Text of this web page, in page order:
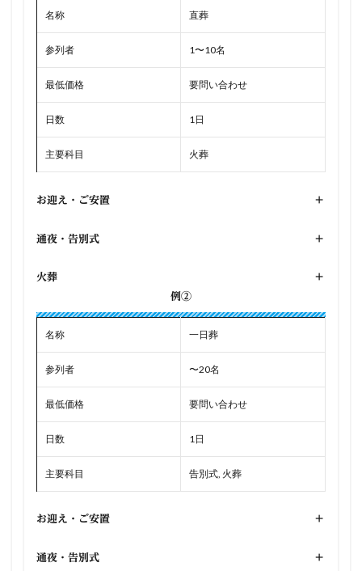
名称 直葬
参列者 1〜10名
最低価格 要問い合わせ
日数 1日
主要科目 火葬
お迎え・ご安置 +
通夜・告別式 +
火葬
+
例②
名称 一日葬
参列者 〜20名
最低価格 要問い合わせ
日数 1日
主要科目 告別式, 火葬
お迎え・ご安置 +
通夜・告別式 +